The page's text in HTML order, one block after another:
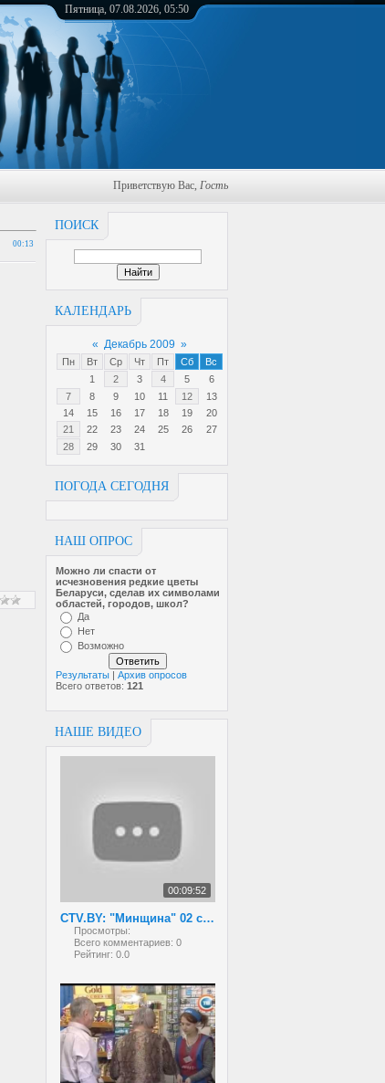
Пятница, 07.08.2026, 05:50
Приветствую Вас, Гость
ПОИСК
КАЛЕНДАРЬ
« Декабрь 2009 »
Пн Вт Ср Чт Пт Сб
Вс
1
2 3 4 5
6
7
8 9 10 11 12
13
14
15 16 17 18 19
20
21
22 23 24 25 26
27
28
29 30 31
ПОГОДА СЕГОДНЯ
НАШ ОПРОС
Можно ли спасти от
исчезновен­ия редкие цветы
Беларуси, сделав их символами
областей, городов, школ?
Да
Нет
Возможно
Результаты | Архив опросов
Всего ответов: 121
НАШЕ ВИДЕО
00:09:52
CTV.BY: "Минщина" 02 сентября 2013 года
Просмотры:
Всего комментариев: 0
Рейтинг: 0.0
00:13